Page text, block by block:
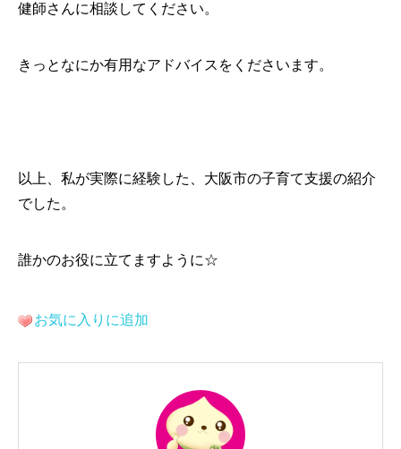
健師さんに相談してください。
きっとなにか有用なアドバイスをくださいます。
以上、私が実際に経験した、大阪市の子育て支援の紹介
でした。
誰かのお役に立てますように☆
お気に入りに追加